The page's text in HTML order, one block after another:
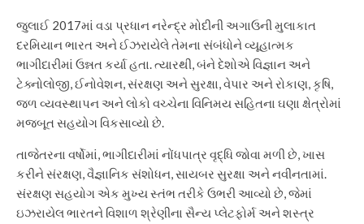
જુલાઈ 2017માં વડા પ્રધાન નરેન્દ્ર મોદીની અગાઉની મુલાકાત
દરમિયાન ભારત અને ઈઝરાયેલે તેમના સંબંધોને વ્યૂહાત્મક
ભાગીદારીમાં ઉન્નત કર્યા હતા. ત્યારથી, બંને દેશોએ વિજ્ઞાન અને
ટેક્નોલોજી, ઈનોવેશન, સંરક્ષણ અને સુરક્ષા, વેપાર અને રોકાણ, કૃષિ,
જળ વ્યવસ્થાપન અને લોકો વચ્ચેના વિનિમય સહિતના ઘણા ક્ષેત્રોમાં
મજબૂત સહયોગ વિકસાવ્યો છે.
તાજેતરના વર્ષોમાં, ભાગીદારીમાં નોંધપાત્ર વૃદ્ધિ જોવા મળી છે, ખાસ
કરીને સંરક્ષણ, વૈજ્ઞાનિક સંશોધન, સાયબર સુરક્ષા અને નવીનતામાં.
સંરક્ષણ સહયોગ એક મુખ્ય સ્તંભ તરીકે ઉભરી આવ્યો છે, જેમાં
ઇઝરાયેલ ભારતને વિશાળ શ્રેણીના સૈન્ય પ્લેટફોર્મ અને શસ્ત્ર